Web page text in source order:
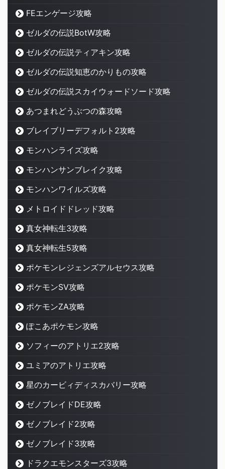
FEエンゲージ攻略
ゼルダの伝説BotW攻略
ゼルダの伝説ティアキン攻略
ゼルダの伝説知恵のかりもの攻略
ゼルダの伝説スカイウォードソード攻略
あつまれどうぶつの森攻略
ブレイブリーデフォルト2攻略
モンハンライズ攻略
モンハンサンブレイク攻略
モンハンワイルズ攻略
メトロイドドレッド攻略
真女神転生3攻略
真女神転生5攻略
ポケモンレジェンズアルセウス攻略
ポケモンSV攻略
ポケモンZA攻略
ぽこあポケモン攻略
ソフィーのアトリエ2攻略
ユミアのアトリエ攻略
星のカービィディスカバリー攻略
ゼノブレイドDE攻略
ゼノブレイド2攻略
ゼノブレイド3攻略
ドラクエモンスターズ3攻略